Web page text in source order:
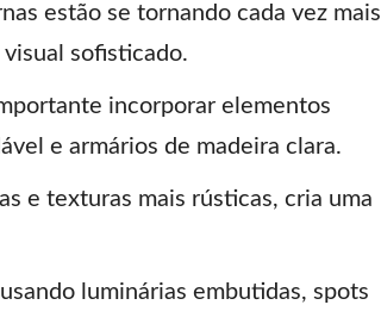
estão se tornando cada vez mais
sofisticado.
incorporar elementos
e armários de madeira clara.
e texturas mais rústicas, cria uma
luminárias embutidas, spots